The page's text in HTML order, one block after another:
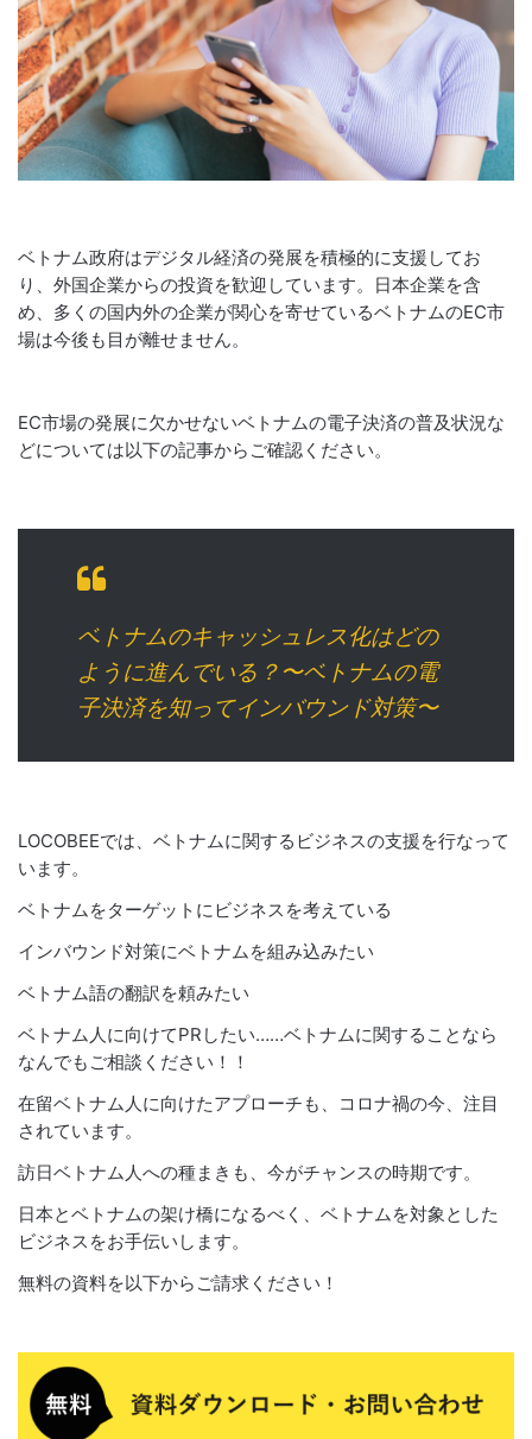
ベトナム政府はデジタル経済の発展を積極的に支援してお
り、外国企業からの投資を歓迎しています。日本企業を含
め、多くの国内外の企業が関心を寄せているベトナムのEC市
場は今後も目が離せません。
EC市場の発展に欠かせないベトナムの電子決済の普及状況な
どについては以下の記事からご確認ください。
ベトナムのキャッシュレス化はどの
ように進んでいる？〜ベトナムの電
子決済を知ってインバウンド対策〜
LOCOBEEでは、ベトナムに関するビジネスの支援を行なって
います。
ベトナムをターゲットにビジネスを考えている
インバウンド対策にベトナムを組み込みたい
ベトナム語の翻訳を頼みたい
ベトナム人に向けてPRしたい……ベトナムに関することなら
なんでもご相談ください！！
在留ベトナム人に向けたアプローチも、コロナ禍の今、注目
されています。
訪日ベトナム人への種まきも、今がチャンスの時期です。
日本とベトナムの架け橋になるべく、ベトナムを対象とした
ビジネスをお手伝いします。
無料の資料を以下からご請求ください！